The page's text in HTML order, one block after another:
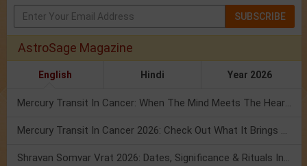
SUBSCRIBE
AstroSage Magazine
English Hindi Year 2026
Mercury Transit In Cancer: When The Mind Meets The Heart!
Mercury Transit In Cancer 2026: Check Out What It Brings For You
Shravan Somvar Vrat 2026: Dates, Significance & Rituals In August